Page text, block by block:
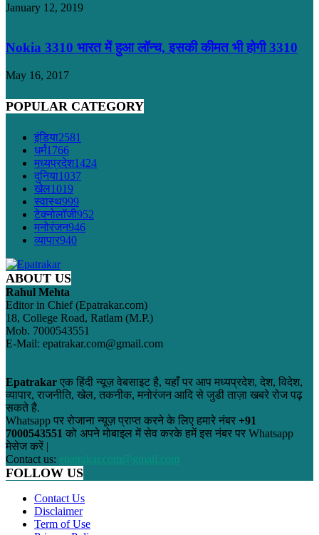
January 12, 2019
Nokia 3310 भारत में हुआ लॉन्च, इसकी कीमत भी होगी 3310
May 16, 2017
POPULAR CATEGORY
इंडिया2581
धर्मं1766
मध्यप्रदेश1424
दुनिया1037
खेल1019
स्वास्थ999
टेक्नोलॉजी952
मनोरंजन946
व्यापार940
ABOUT US
Rahul Mehta
Editor in Chief (Epatrakar.com)
18, College Road, Ratlam (M.P.)
Mob. 7000543551
E-Mail: epatrakar.com@gmail.com
Epatrakar एक हिंदी न्यूज़ वेबसाइट है, यहाँ पर आप मध्यप्रदेश, देश, विदेश,
व्यापार, राजनीति, खेल, तकनीक, मनोरंजन आदि से जुडी ताज़ा खबरे रोज पढ़
सकते है.
Whatsapp पर रोजाना न्यूज़ प्राप्त करने के लिए हमारे नंबर +91
7000543551 को अपने मोबाइल में सेव करके हमें इस नंबर पर Whatsapp
मेसेज करें |
Contact us: epatrakar.com@gmail.com
FOLLOW US
Contact Us
Disclaimer
Term of Use